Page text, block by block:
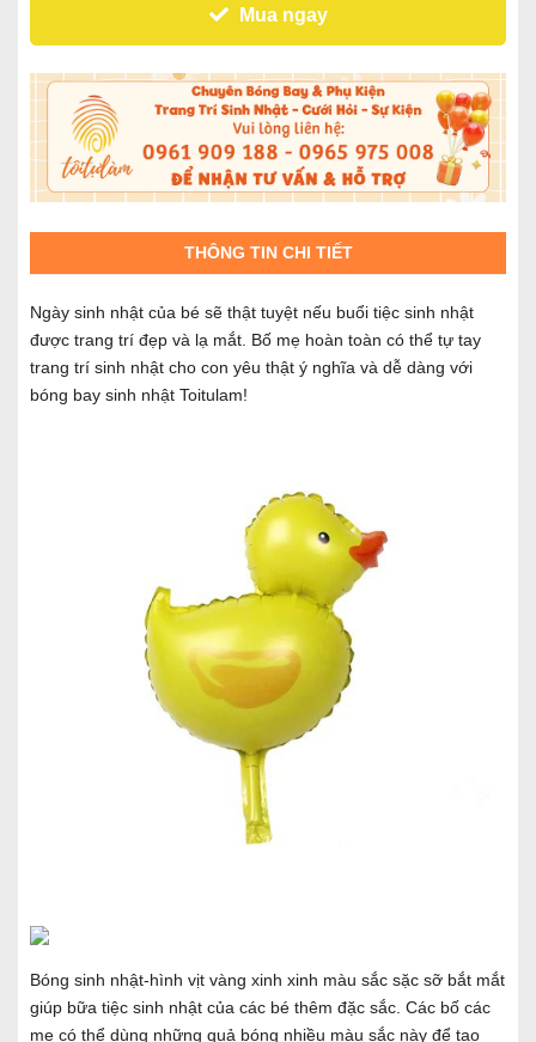
Mua ngay
THÔNG TIN CHI TIẾT
Ngày sinh nhật của bé sẽ thật tuyệt nếu buổi tiệc sinh nhật
được trang trí đẹp và lạ mắt. Bố mẹ hoàn toàn có thể tự tay
trang trí sinh nhật cho con yêu thật ý nghĩa và dễ dàng với
bóng bay sinh nhật Toitulam!
Bóng sinh nhật-hình vịt vàng xinh xinh màu sắc sặc sỡ bắt mắt
giúp bữa tiệc sinh nhật của các bé thêm đặc sắc. Các bố các
mẹ có thể dùng những quả bóng nhiều màu sắc này để tạo